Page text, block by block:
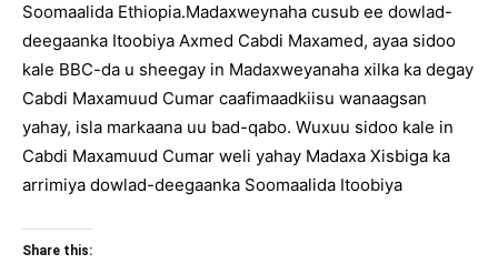
Soomaalida Ethiopia.Madaxweynaha cusub ee dowlad-
deegaanka Itoobiya Axmed Cabdi Maxamed, ayaa sidoo
kale BBC-da u sheegay in Madaxweyanaha xilka ka degay
Cabdi Maxamuud Cumar caafimaadkiisu wanaagsan
yahay, isla markaana uu bad-qabo. Wuxuu sidoo kale in
Cabdi Maxamuud Cumar weli yahay Madaxa Xisbiga ka
arrimiya dowlad-deegaanka Soomaalida Itoobiya
Share this: